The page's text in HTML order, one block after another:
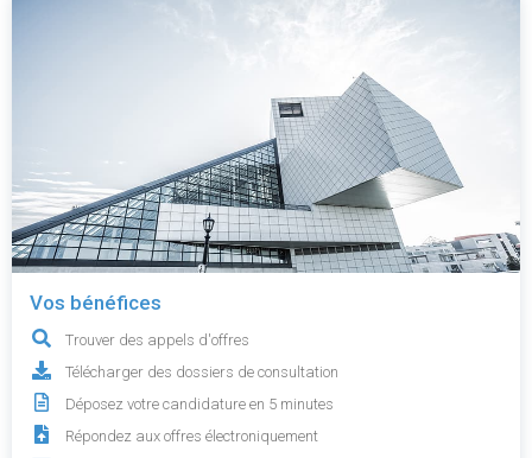
Vos bénéfices
Trouver des appels d'offres
Télécharger des dossiers de consultation
Déposez votre candidature en 5 minutes
Répondez aux offres électroniquement